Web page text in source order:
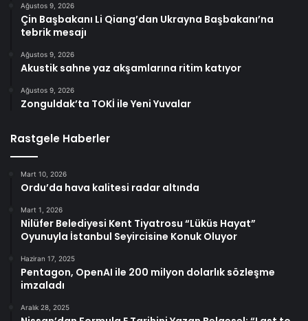
Ağustos 9, 2026
Çin Başbakanı Li Qiang’dan Ukrayna Başbakanı’na
tebrik mesajı
Ağustos 9, 2026
Akustik sahne yaz akşamlarına ritim katıyor
Ağustos 9, 2026
Zonguldak’ta TOKİ ile Yeni Yuvalar
Rastgele Haberler
Mart 10, 2026
Ordu’da hava kalitesi radar altında
Mart 1, 2026
Nilüfer Belediyesi Kent Tiyatrosu “Lüküs Hayat”
Oyunuyla İstanbul Seyircisine Konuk Oluyor
Haziran 17, 2025
Pentagon, OpenAI ile 200 milyon dolarlık sözleşme
imzaladı
Aralık 28, 2025